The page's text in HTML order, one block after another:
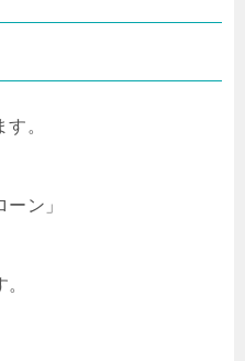
。
ン」